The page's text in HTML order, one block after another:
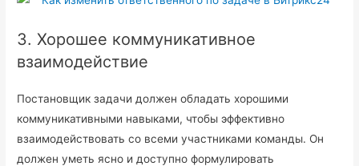
3. Хорошее коммуникативное
взаимодействие
Постановщик задачи должен обладать хорошими
коммуникативными навыками, чтобы эффективно
взаимодействовать со всеми участниками команды. Он
должен уметь ясно и доступно формулировать